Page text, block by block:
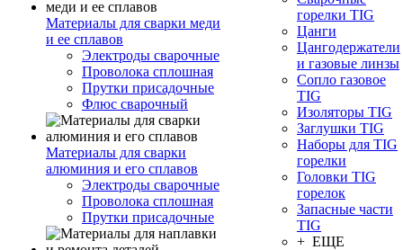
Материалы для сварки меди
и ее сплавов
Электроды сварочные
Проволока сплошная
Прутки присадочные
Флюс сварочный
Материалы для сварки
алюминия и его сплавов
Электроды сварочные
Проволока сплошная
Прутки присадочные
горелки TIG
Цанги
Цангодержатели
и газовые линзы
Сопло газовое
TIG
Изоляторы TIG
Заглушки TIG
Наборы для TIG
горелки
Головки TIG
горелок
Запасные части
TIG
+ ЕЩЕ